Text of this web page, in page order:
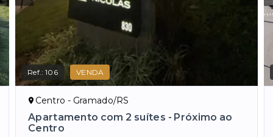
Ref.:106 VENDA
Centro - Gramado/RS
Apartamento com 2 suítes - Próximo ao
Centro